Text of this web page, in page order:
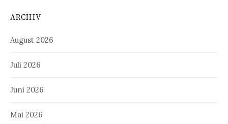
ARCHIV
August 2026
Juli 2026
Juni 2026
Mai 2026